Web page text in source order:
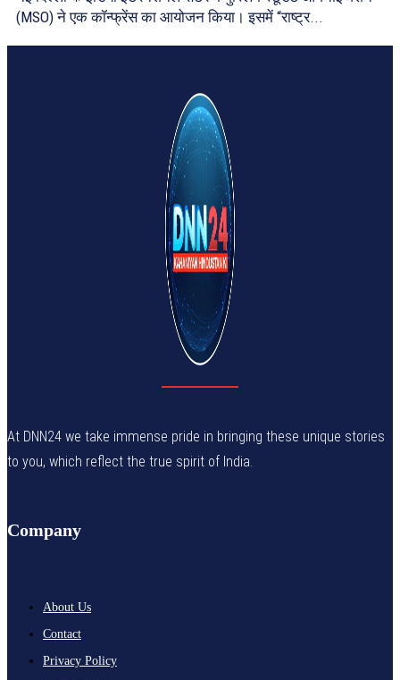
(MSO) ने एक कॉन्फ्रेंस का आयोजन किया। इसमें “राष्ट्र...
At DNN24 we take immense pride in bringing these unique stories
to you, which reflect the true spirit of India.
Company
About Us
Contact
Privacy Policy